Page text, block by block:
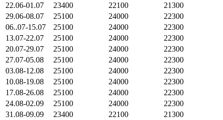
22.06-01.07
23400 22100
21300
29.06-08.07
25100 24000
22300
06..07-15.07
25100 24000
22300
13.07-22.07
25100 24000
22300
20.07-29.07
25100 24000
22300
27.07-05.08
25100 24000
22300
03.08-12.08
25100 24000
22300
10.08-19.08
25100 24000
22300
17.08-26.08
25100 24000
22300
24.08-02.09
25100 24000
22300
31.08-09.09
23400 22100
21300